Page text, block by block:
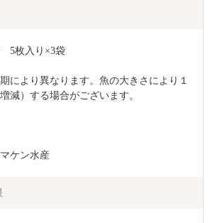
5枚入り×3袋
により異なります。魚の大きさにより１
減）する場合がございます。
ケン水産